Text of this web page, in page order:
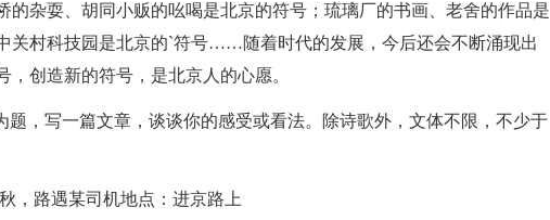
的杂耍、胡同小贩的吆喝是北京的符号；琉璃厂的书画、老舍的作品是
关村科技园是北京的`符号……随着时代的发展，今后还会不断涌现出
创造新的符号，是北京人的心愿。
题，写一篇文章，谈谈你的感受或看法。除诗歌外，文体不限，不少于
，路遇某司机地点：进京路上